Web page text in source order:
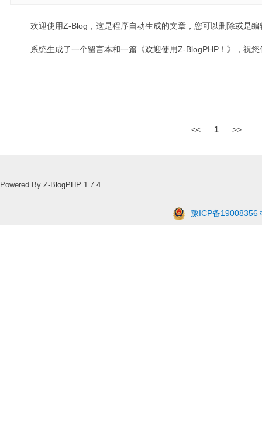
欢迎使用Z-Blog，这是程序自动生成的文章，您可以删除或是编
系统生成了一个留言本和一篇《欢迎使用Z-BlogPHP！》，祝
<< 1 >>
Powered By Z-BlogPHP 1.7.4
豫ICP备19008356